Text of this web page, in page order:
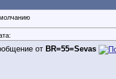
от BR=55=Sevas